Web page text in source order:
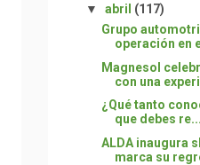
▼ abril (117)
Grupo
operación en
Magnesol
con una
¿Qué tanto
que debes re...
ALDA inaugura
marca su